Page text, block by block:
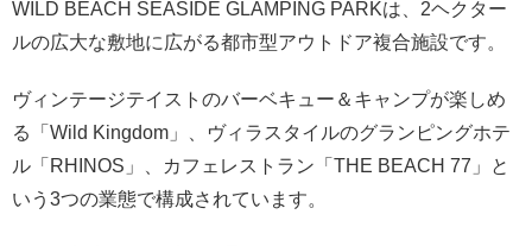
WILD BEACH SEASIDE GLAMPING PARKは、2ヘクター
ルの広大な敷地に広がる都市型アウトドア複合施設です。
ヴィンテージテイストのバーベキュー＆キャンプが楽しめ
る「Wild Kingdom」、ヴィラスタイルのグランピングホテ
ル「RHINOS」、カフェレストラン「THE BEACH 77」と
いう3つの業態で構成されています。